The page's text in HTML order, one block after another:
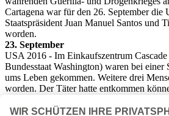
Cartagena war für den 26. September die
Staatspräsident Juan Manuel Santos und
worden.
23. September
USA 2016 - Im Einkaufszentrum
Bundesstaat Washington) waren bei einer
ums Leben gekommen. Weitere drei
worden. Der Täter hatte entkommen
23. September